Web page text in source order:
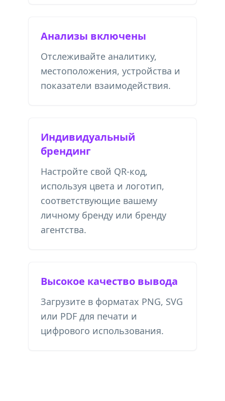
Анализы включены
Отслеживайте аналитику,
местоположения, устройства и
показатели взаимодействия.
Индивидуальный
брендинг
Настройте свой QR-код,
используя цвета и логотип,
соответствующие вашему
личному бренду или бренду
агентства.
Высокое качество вывода
Загрузите в форматах PNG, SVG
или PDF для печати и
цифрового использования.